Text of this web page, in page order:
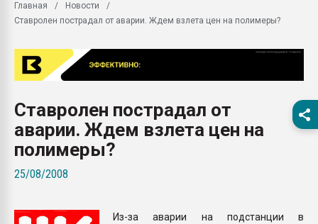
бутылок
Материал поверхности
вакуумного
Продам отходы
Главная
Новости
Ставролен пострадал от аварии. Ждем взлета цен на полимеры?
Ставролен пострадал от
аварии. Ждем взлета цен на
полимеры?
25/08/2008
Из-за аварии на подстанции в